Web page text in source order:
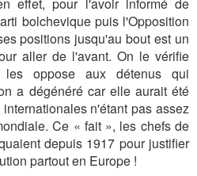
bolchevique puis l'Opposition
positions jusqu'au bout est un
aller de l'avant. On le vérifie
oppose aux détenus qui
a dégénéré car elle aurait été
n'étant pas assez
Ce « fait », les chefs de
depuis 1917 pour justifier
partout en Europe !